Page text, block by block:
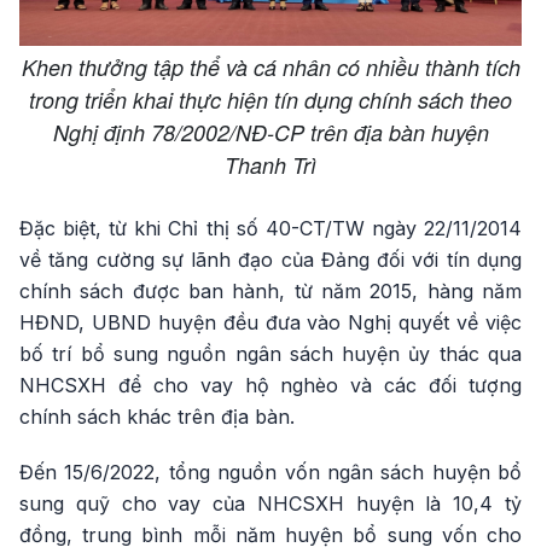
Khen thưởng tập thể và cá nhân có nhiều thành tích
trong triển khai thực hiện tín dụng chính sách theo
Nghị định 78/2002/NĐ-CP trên địa bàn huyện
Thanh Trì
Đặc biệt, từ khi Chỉ thị số 40-CT/TW ngày 22/11/2014
về tăng cường sự lãnh đạo của Đảng đối với tín dụng
chính sách được ban hành, từ năm 2015, hàng năm
HĐND, UBND huyện đều đưa vào Nghị quyết về việc
bố trí bổ sung nguồn ngân sách huyện ủy thác qua
NHCSXH để cho vay hộ nghèo và các đối tượng
chính sách khác trên địa bàn.
Đến 15/6/2022, tổng nguồn vốn ngân sách huyện bổ
sung quỹ cho vay của NHCSXH huyện là 10,4 tỷ
đồng, trung bình mỗi năm huyện bổ sung vốn cho